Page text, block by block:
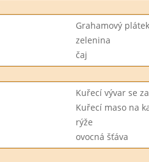
Grahamový
zelenina
čaj
Kuřecí vývar se
Kuřecí maso na
rýže
ovocná šťáva